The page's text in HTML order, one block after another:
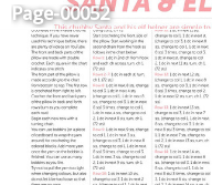
Page-00052